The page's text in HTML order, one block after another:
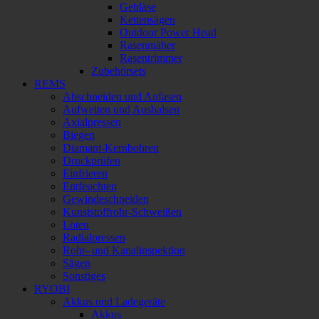
Gebläse
Kettensägen
Outdoor Power Head
Rasenmäher
Rasentrimmer
Zubehörsets
REMS
Abschneiden und Anfasen
Aufweiten und Aushalsen
Axialpressen
Biegen
Diamant-Kernbohren
Druckprüfen
Einfrieren
Entfeuchten
Gewindeschneiden
Kunststoffrohr-Schweißen
Löten
Radialpressen
Rohr- und Kanalinspektion
Sägen
Sonstiges
RYOBI
Akkus und Ladegeräte
Akkus